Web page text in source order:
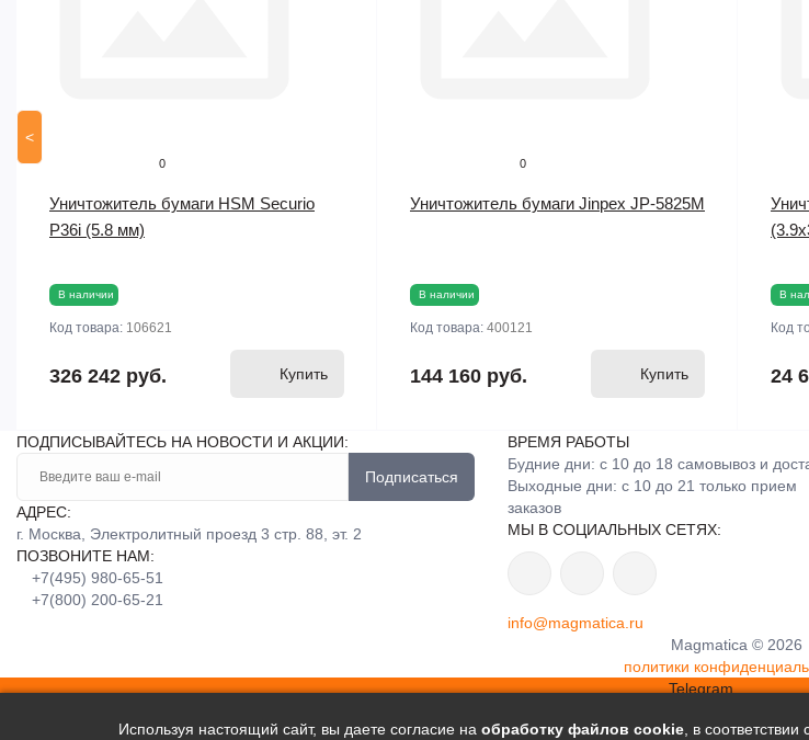
<
0
Уничтожитель бумаги HSM Securio
P36i (5.8 мм)
В наличии
Код товара: 106621
326 242 руб. Купить
0
Уничтожитель бумаги Jinpex JP-5825M
В наличии
Код товара: 400121
144 160 руб. Купить
В
Код
24
ПОДПИСЫВАЙТЕСЬ НА НОВОСТИ И АКЦИИ:
Подписаться
АДРЕС:
г. Москва, Электролитный проезд 3 стр. 88, эт. 2
ПОЗВОНИТЕ НАМ:
+7(495) 980-65-51
+7(800) 200-65-21
ВРЕМЯ РАБОТЫ
Будние дни: с 10 до 18 самовывоз и
Выходные дни: с 10 до 21 только прием
заказов
МЫ В СОЦИАЛЬНЫХ СЕТЯХ:
info@magmatica.ru
Magmatica © 2026
политики
Telegram
info@magmatica.ru
Используя настоящий сайт, вы даете согласие на обработку файлов сookie , в соответствии